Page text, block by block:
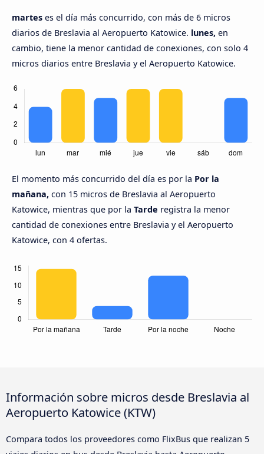
martes es el día más concurrido, con más de 6 micros
diarios de Breslavia al Aeropuerto Katowice. lunes, en
cambio, tiene la menor cantidad de conexiones, con solo 4
micros diarios entre Breslavia y el Aeropuerto Katowice.
El momento más concurrido del día es por la Por la
mañana, con 15 micros de Breslavia al Aeropuerto
Katowice, mientras que por la Tarde registra la menor
cantidad de conexiones entre Breslavia y el Aeropuerto
Katowice, con 4 ofertas.
Información sobre micros desde Breslavia al
Aeropuerto Katowice (KTW)
Compara todos los proveedores como FlixBus que realizan 5